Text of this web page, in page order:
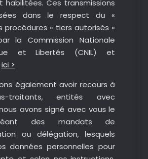
habilitées. Ces transmissions
dans le respect du «
procédures « tiers autorisés »
la Commission Nationale
et Libertés (CNIL) et
ici >
également avoir recours à
traitants, entités avec
avons signé avec vous le
des mandats de
ou délégation, lesquels
données personnelles pour